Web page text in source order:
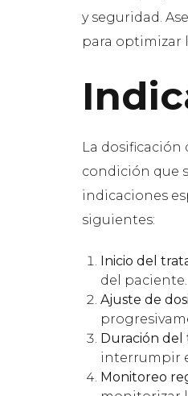
y seguridad.
para optimizar
La dosificación
condición que
indicaciones
siguientes:
Inicio del
del paciente.
Ajuste de
Duración del
interrumpir
Monitoreo